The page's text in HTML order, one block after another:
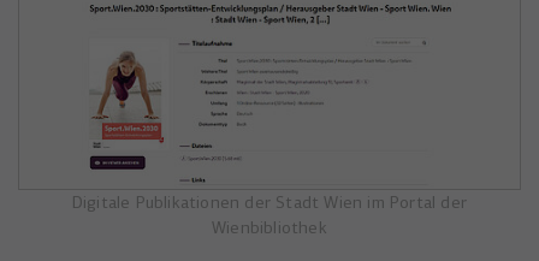
Digitale Publikationen der Stadt Wien im Portal der
Wienbibliothek